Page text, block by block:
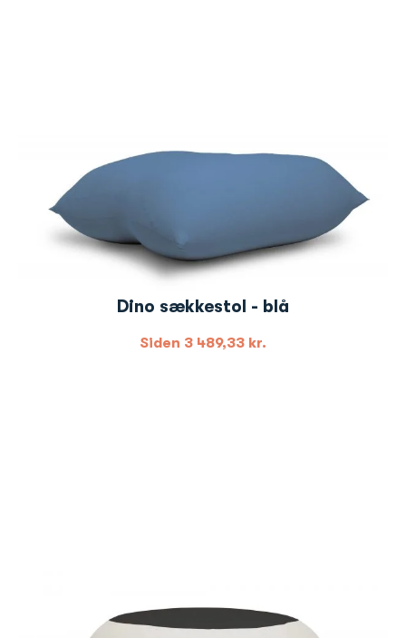
Dino sækkestol - blå
Siden 3 489,33 kr.